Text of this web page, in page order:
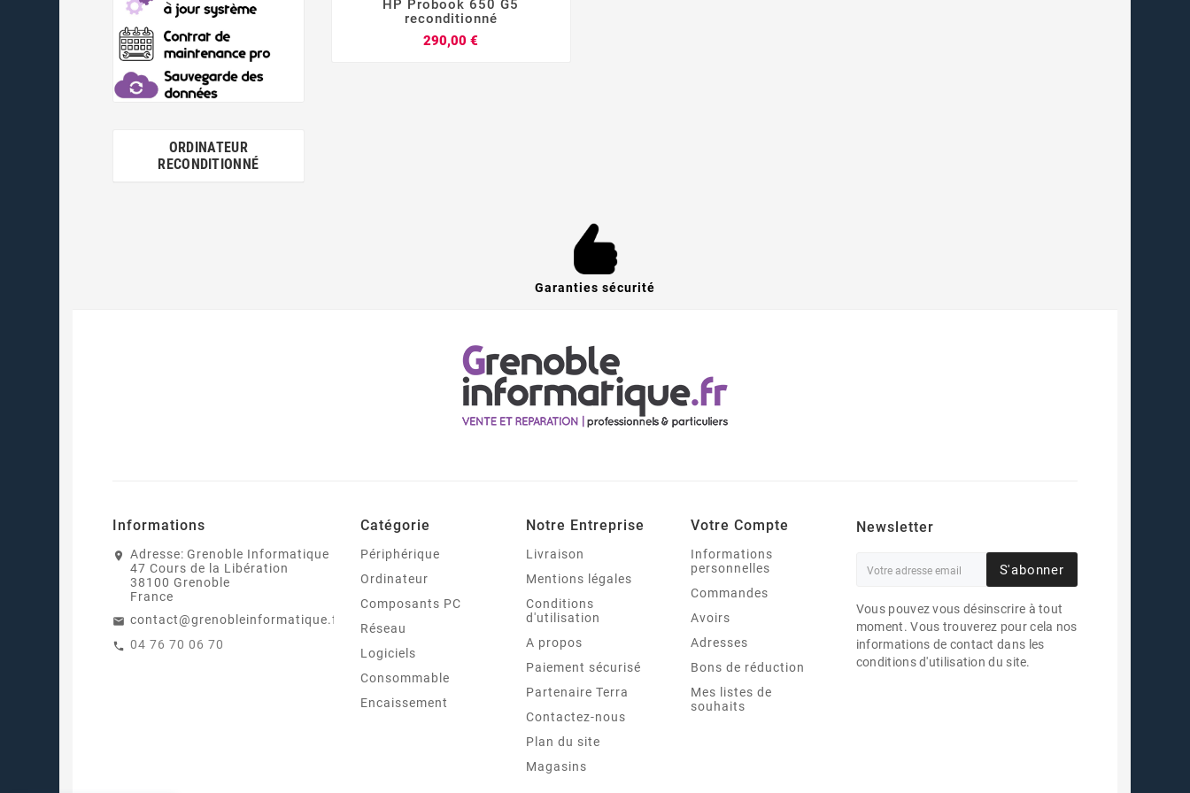
ORDINATEUR
RECONDITIONNÉ
HP Probook 650 G5
reconditionné
290,00 €
Garanties sécurité
Informations
Adresse: Grenoble Informatique
47 Cours de la Libération
38100 Grenoble
France
contact@grenobleinformatique.fr
04 76 70 06 70
Catégorie
Périphérique
Ordinateur
Composants PC
Réseau
Logiciels
Consommable
Encaissement
Notre Entreprise
Livraison
Mentions légales
Conditions
d'utilisation
A propos
Paiement sécurisé
Partenaire Terra
Contactez-nous
Plan du site
Magasins
Votre Compte
Informations
personnelles
Commandes
Avoirs
Adresses
Bons de réduction
Mes listes de
souhaits
Newsletter
S'abonner
Vous pouvez vous désinscrire à tout
moment. Vous trouverez pour cela nos
informations de contact dans les
conditions d'utilisation du site.